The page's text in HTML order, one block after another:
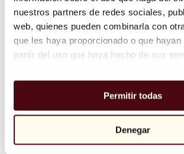
nuestros partners de redes sociales,
web, quienes pueden combinarla con
que les haya proporcionado o que hayan
partir del uso que haya hecho de sus
Permitir todas
Denegar
Balloon Dog (Orange)
Jeff Koons
10.000 €
Explorar
Todos los escultores
Todos los fotógrafos